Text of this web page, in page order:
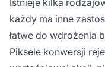
Istnieje kilka
każdy ma inne
łatwe do wdrożenia
Piksele konwersji